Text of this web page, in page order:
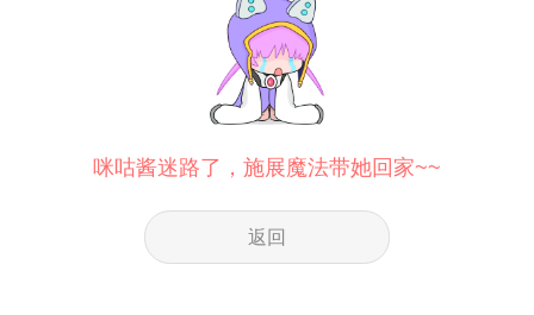
咪咕酱迷路了，施展魔法带她回家~~
返回